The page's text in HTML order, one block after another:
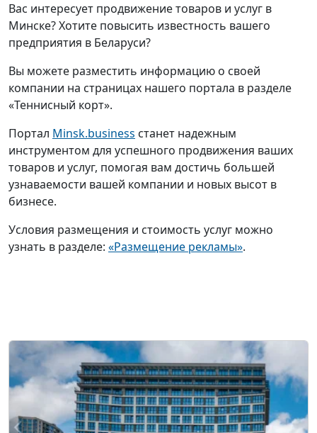
Вас интересует продвижение товаров и услуг в
Минске? Хотите повысить известность вашего
предприятия в Беларуси?
Вы можете разместить информацию о своей
компании на страницах нашего портала в разделе
«Теннисный корт».
Портал Minsk.business станет надежным
инструментом для успешного продвижения ваших
товаров и услуг, помогая вам достичь большей
узнаваемости вашей компании и новых высот в
бизнесе.
Условия размещения и стоимость услуг можно
узнать в разделе: «Размещение рекламы».